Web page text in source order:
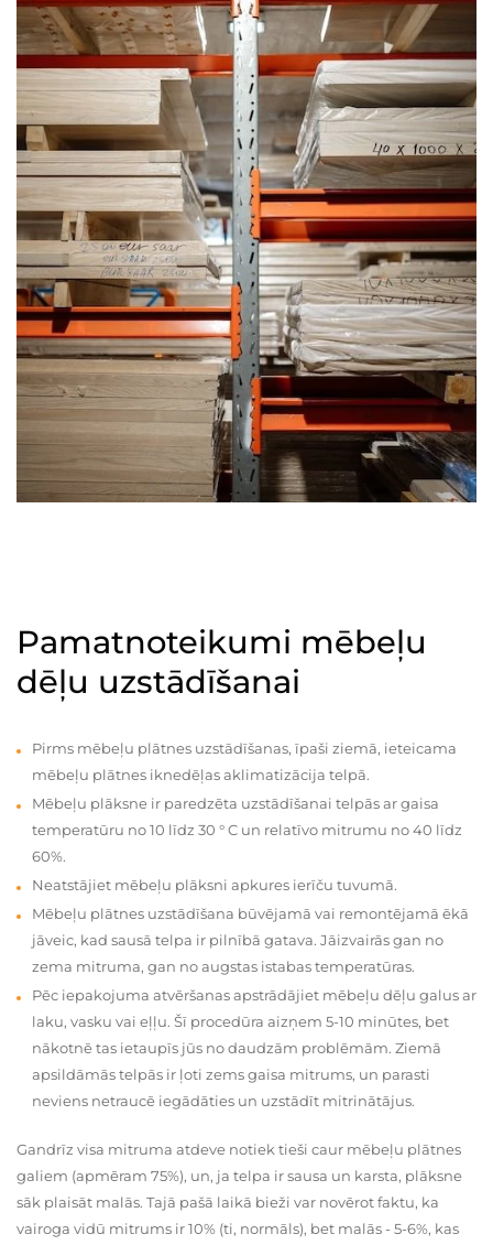
Pamatnoteikumi mēbeļu
dēļu uzstādīšanai
Pirms mēbeļu plātnes uzstādīšanas, īpaši ziemā, ieteicama
mēbeļu plātnes iknedēļas aklimatizācija telpā.
Mēbeļu plāksne ir paredzēta uzstādīšanai telpās ar gaisa
temperatūru no 10 līdz 30 ° C un relatīvo mitrumu no 40 līdz
60%.
Neatstājiet mēbeļu plāksni apkures ierīču tuvumā.
Mēbeļu plātnes uzstādīšana būvējamā vai remontējamā ēkā
jāveic, kad sausā telpa ir pilnībā gatava. Jāizvairās gan no
zema mitruma, gan no augstas istabas temperatūras.
Pēc iepakojuma atvēršanas apstrādājiet mēbeļu dēļu galus ar
laku, vasku vai eļļu. Šī procedūra aizņem 5-10 minūtes, bet
nākotnē tas ietaupīs jūs no daudzām problēmām. Ziemā
apsildāmās telpās ir ļoti zems gaisa mitrums, un parasti
neviens netraucē iegādāties un uzstādīt mitrinātājus.
Gandrīz visa mitruma atdeve notiek tieši caur mēbeļu plātnes
galiem (apmēram 75%), un, ja telpa ir sausa un karsta, plāksne
sāk plaisāt malās. Tajā pašā laikā bieži var novērot faktu, ka
vairoga vidū mitrums ir 10% (ti, normāls), bet malās - 5-6%, kas